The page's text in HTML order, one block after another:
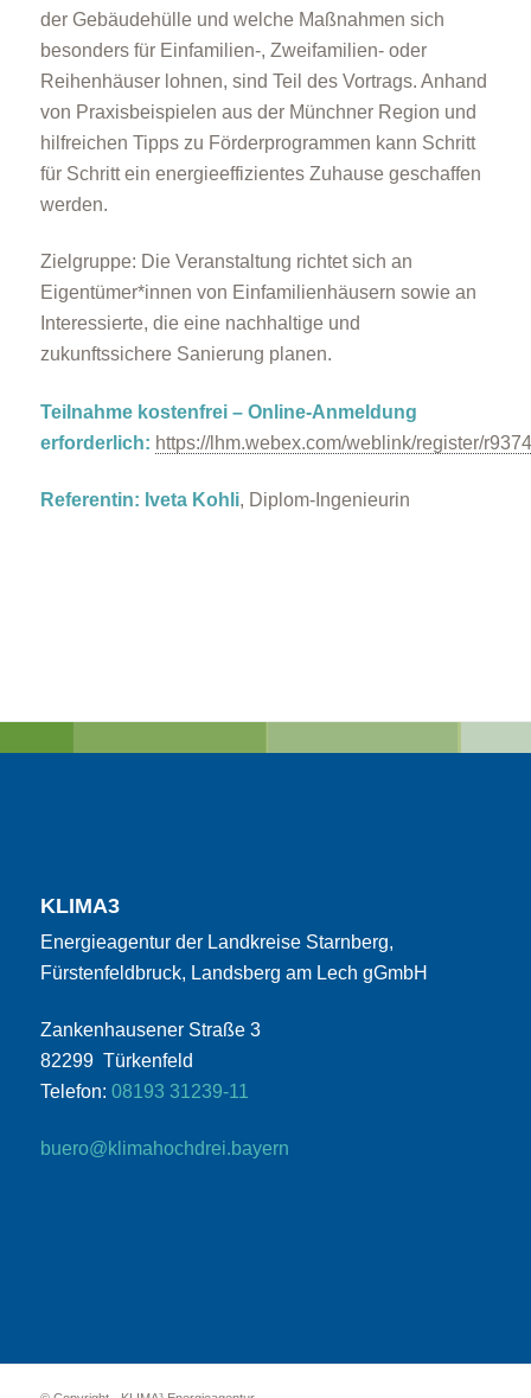
der Gebäudehülle und welche Maßnahmen sich
besonders für Einfamilien-, Zweifamilien- oder
Reihenhäuser lohnen, sind Teil des Vortrags. Anhand
von Praxisbeispielen aus der Münchner Region und
hilfreichen Tipps zu Förderprogrammen kann Schritt
für Schritt ein energieeffizientes Zuhause geschaffen
werden.
Zielgruppe: Die Veranstaltung richtet sich an
Eigentümer*innen von Einfamilienhäusern sowie an
Interessierte, die eine nachhaltige und
zukunftssichere Sanierung planen.
Teilnahme kostenfrei – Online-Anmeldung
erforderlich: https://lhm.webex.com/weblink/register/
Referentin: Iveta Kohli, Diplom-Ingenieurin
KLIMA3
Energieagentur der Landkreise Starnberg,
Fürstenfeldbruck, Landsberg am Lech gGmbH
Zankenhausener Straße 3
82299 Türkenfeld
Telefon: 08193 31239-11
buero@klimahochdrei.bayern